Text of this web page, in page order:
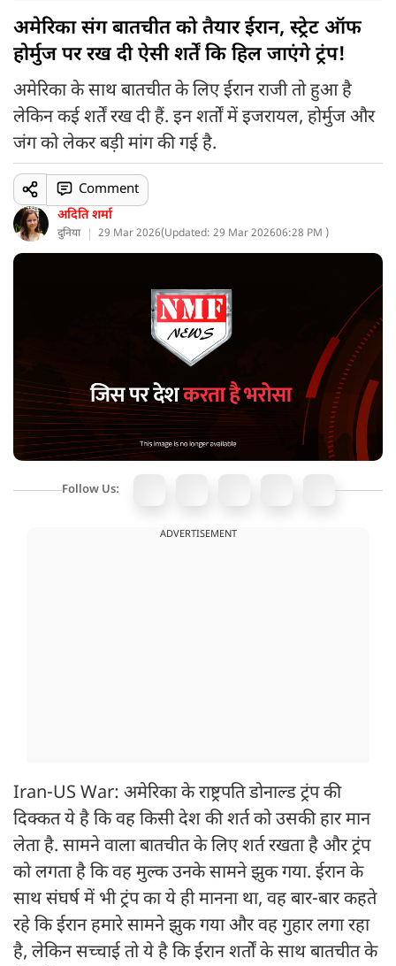
अमेरिका संग बातचीत को तैयार ईरान, स्ट्रेट ऑफ
होर्मुज पर रख दी ऐसी शर्तें कि हिल जाएंगे ट्रंप!
अमेरिका के साथ बातचीत के लिए ईरान राजी तो हुआ है
लेकिन कई शर्तें रख दी हैं. इन शर्तों में इजरायल, होर्मुज और
जंग को लेकर बड़ी मांग की गई है.
अदिति शर्मा
दुनिया 29 Mar 2026(Updated: 29 Mar 202606:28 PM )
Comment
Follow Us:
ADVERTISEMENT
Iran-US War: अमेरिका के राष्ट्रपति डोनाल्ड ट्रंप की
दिक्कत ये है कि वह किसी देश की शर्त को उसकी हार मान
लेता है. सामने वाला बातचीत के लिए शर्त रखता है और ट्रंप
को लगता है कि वह मुल्क उनके सामने झुक गया. ईरान के
साथ संघर्ष में भी ट्रंप का ये ही मानना था, वह बार-बार कहते
रहे कि ईरान हमारे सामने झुक गया और वह गुहार लगा रहा
है, लेकिन सच्चाई तो ये है कि ईरान शर्तों के साथ बातचीत के